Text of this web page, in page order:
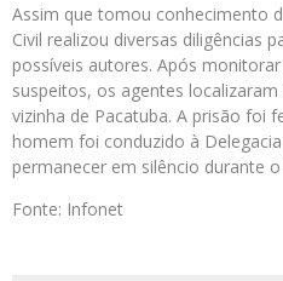
Assim que tomou conhecimento
Civil realizou diversas diligências
possíveis autores. Após
suspeitos, os agentes
vizinha de Pacatuba. A prisão foi
homem foi conduzido à
permanecer em silêncio durante
Fonte: Infonet